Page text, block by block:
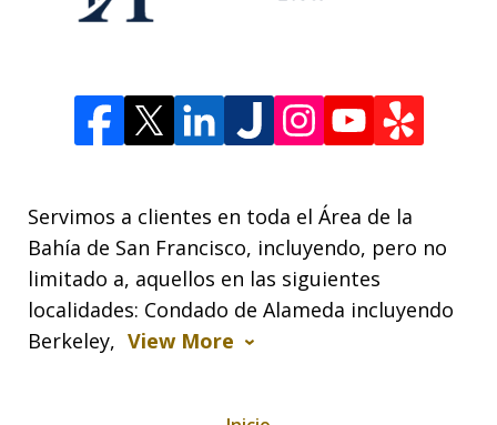
Servimos a clientes en toda el Área de la
Bahía de San Francisco, incluyendo, pero no
limitado a, aquellos en las siguientes
localidades: Condado de Alameda incluyendo
Berkeley, View More